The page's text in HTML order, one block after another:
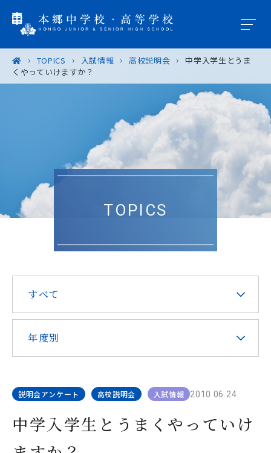
学園概要
入試案内
進路・進学
卒業生の皆様へ
在校生・保護者の皆様へ
お問い合わせ アクセス 資料請求
TOPICS 入試情報 高校説明会
中学入学生とうま
くやっていけますか？
TOPICS
すべて
年度別
説明会アンケート 高校説明会 入試情報 2010.06.24
中学入学生とうまくやっていけ